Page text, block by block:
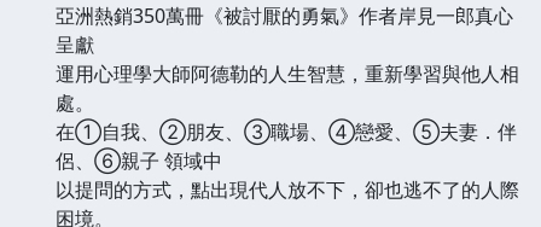
亞洲熱銷350萬冊《被討厭的勇氣》作者岸見一郎真心
呈獻
運用心理學大師阿德勒的人生智慧，重新學習與他人相
處。
在①自我、②朋友、③職場、④戀愛、⑤夫妻．伴
侶、⑥親子 領域中
以提問的方式，點出現代人放不下，卻也逃不了的人際
困境。